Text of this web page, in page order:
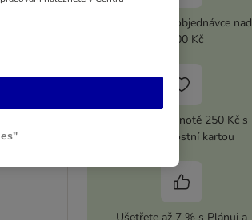
za
5% sleva při objednávce nad
2 100 Kč
Kupón v hodnotě 250 Kč s
vaší Věrnostní kartou